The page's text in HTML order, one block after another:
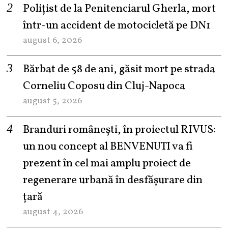
Polițist de la Penitenciarul Gherla, mort
într-un accident de motocicletă pe DN1
august 6, 2026
Bărbat de 58 de ani, găsit mort pe strada
Corneliu Coposu din Cluj-Napoca
august 5, 2026
Branduri românești, în proiectul RIVUS:
un nou concept al BENVENUTI va fi
prezent în cel mai amplu proiect de
regenerare urbană în desfășurare din
țară
august 4, 2026